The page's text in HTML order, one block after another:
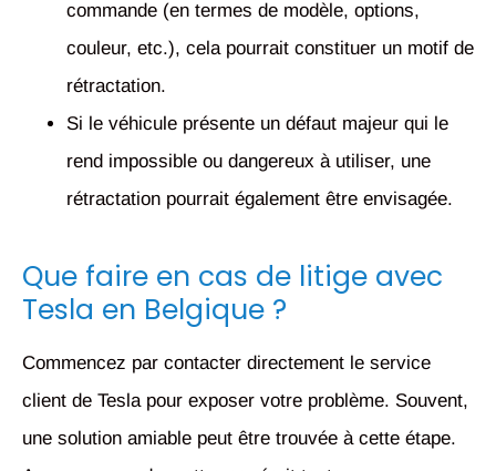
commande (en termes de modèle, options,
couleur, etc.), cela pourrait constituer un motif de
rétractation.
Si le véhicule présente un défaut majeur qui le
rend impossible ou dangereux à utiliser, une
rétractation pourrait également être envisagée.
Que faire en cas de litige avec
Tesla en Belgique ?
Commencez par contacter directement le service
client de Tesla pour exposer votre problème. Souvent,
une solution amiable peut être trouvée à cette étape.